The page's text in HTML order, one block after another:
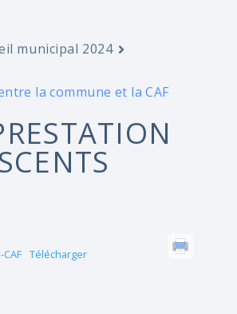
municipal 2024
la commune et la CAF
Télécharger